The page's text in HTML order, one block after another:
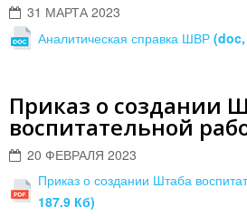
31 МАРТА 2023
Аналитическая справка ШВР
Приказ о создании
воспитательной
20 ФЕВРАЛЯ 2023
Приказ о создании Штаба
187.9 Кб)